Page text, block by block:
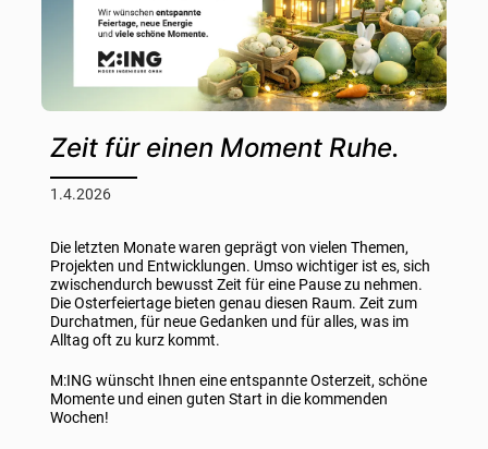
Zeit für einen Moment Ruhe.
1.4.2026
Die letzten Monate waren geprägt von vielen Themen,
Projekten und Entwicklungen. Umso wichtiger ist es, sich
zwischendurch bewusst Zeit für eine Pause zu nehmen.
Die Osterfeiertage bieten genau diesen Raum. Zeit zum
Durchatmen, für neue Gedanken und für alles, was im
Alltag oft zu kurz kommt.
M:ING wünscht Ihnen eine entspannte Osterzeit, schöne
Momente und einen guten Start in die kommenden
Wochen!